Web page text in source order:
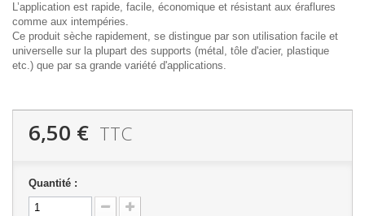
L’application est rapide, facile, économique et résistant aux éraflures
comme aux intempéries.
Ce produit sèche rapidement, se distingue par son utilisation facile et
universelle sur la plupart des supports (métal, tôle d'acier, plastique
etc.) que par sa grande variété d'applications.
6,50 € TTC
Quantité :